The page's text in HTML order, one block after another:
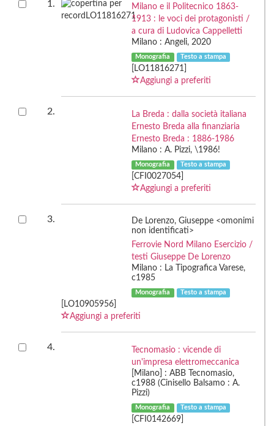
1.
Milano e il Politecnico 1863-
1913 : le voci dei protagonisti /
a cura di Ludovica Cappelletti
Milano : Angeli, 2020
Monografia Testo a stampa
[LO11816271]
Aggiungi a preferiti
2.
La Breda : dalla società italiana
Ernesto Breda alla finanziaria
Ernesto Breda : 1886-1986
Milano : A. Pizzi, \1986!
Monografia Testo a stampa
[CFI0027054]
Aggiungi a preferiti
3.
De Lorenzo, Giuseppe <omonimi
non identificati>
Ferrovie Nord Milano Esercizio /
testi Giuseppe De Lorenzo
Milano : La Tipografica Varese,
c1985
Monografia Testo a stampa
[LO10905956]
Aggiungi a preferiti
4.
Tecnomasio : vicende di
un'impresa elettromeccanica
[Milano] : ABB Tecnomasio,
c1988 (Cinisello Balsamo : A.
Pizzi)
Monografia Testo a stampa
[CFI0142669]